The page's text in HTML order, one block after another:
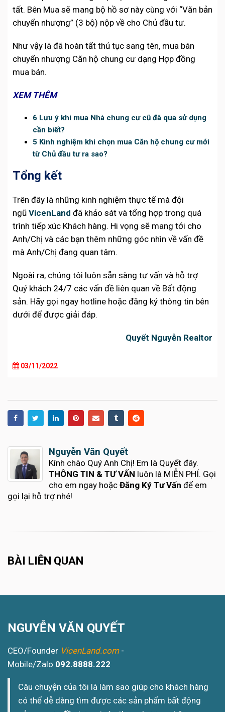
tất. Bên Mua sẽ mang bộ hồ sơ này cùng với “Văn bản
chuyển nhượng” (3 bộ) nộp về cho Chủ đầu tư.
Như vậy là đã hoàn tất thủ tục sang tên, mua bán
chuyển nhượng Căn hộ chung cư dạng Hợp đồng
mua bán.
XEM THÊM
6 Lưu ý khi mua Nhà chung cư cũ đã qua sử dụng
cần biết?
5 Kinh nghiệm khi chọn mua Căn hộ chung cư mới
từ Chủ đầu tư ra sao?
Tổng kết
Trên đây là những kinh nghiệm thực tế mà đội
ngũ VicenLand đã khảo sát và tổng hợp trong quá
trình tiếp xúc Khách hàng. Hi vọng sẽ mang tới cho
Anh/Chị và các bạn thêm những góc nhìn về vấn đề
mà Anh/Chị đang quan tâm.
Ngoài ra, chúng tôi luôn sẵn sàng tư vấn và hỗ trợ
Quý khách 24/7 các vấn đề liên quan về Bất động
sản. Hãy gọi ngay hotline hoặc đăng ký thông tin bên
dưới để được giải đáp.
Quyết Nguyễn Realtor
03/11/2022
Nguyễn Văn Quyết
Kính chào Quý Anh Chị! Em là Quyết đây.
THÔNG TIN & TƯ VẤN luôn là MIỄN PHÍ. Gọi
cho em ngay hoặc Đăng Ký Tư Vấn để em
gọi lại hỗ trợ nhé!
BÀI LIÊN QUAN
NGUYỄN VĂN QUYẾT
CEO/Founder VicenLand.com-
Mobile/Zalo 092.8888.222
Câu chuyện của tôi là làm sao giúp cho khách hàng
có thể dễ dàng tìm được các sản phẩm bất động